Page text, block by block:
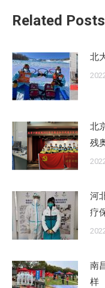
Related Posts
北
北
残
河
疗
南
样